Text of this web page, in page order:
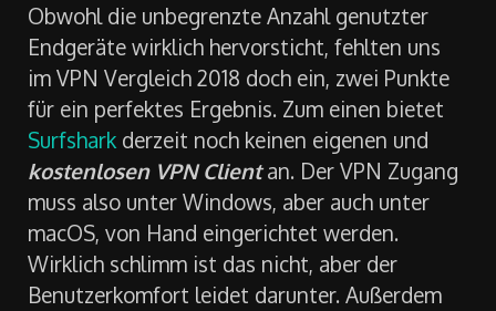
Obwohl die unbegrenzte Anzahl genutzter
Endgeräte wirklich hervorsticht, fehlten uns
im VPN Vergleich 2018 doch ein, zwei Punkte
für ein perfektes Ergebnis. Zum einen bietet
Surfshark derzeit noch keinen eigenen und
kostenlosen VPN Clientan. Der VPN Zugang
muss also unter Windows, aber auch unter
macOS, von Hand eingerichtet werden.
Wirklich schlimm ist das nicht, aber der
Benutzerkomfort leidet darunter. Außerdem